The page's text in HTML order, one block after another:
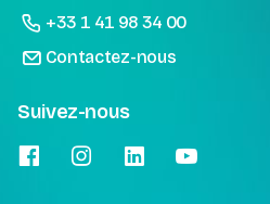
+33 1 41 98 34 00
Contactez-nous
Suivez-nous